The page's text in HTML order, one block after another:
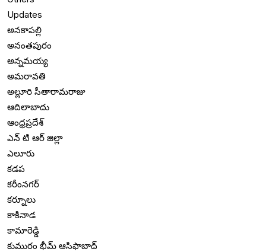
Updates
అనకాపల్లి
అనంతపురం
అన్నమయ్య
అమరావతి
అల్లూరి సీతారామరాజు
ఆదిలాబాదు
ఆంధ్రప్రదేశ్
ఎన్ టి ఆర్ జిల్లా
ఎలూరు
కడప
కరీంనగర్
కర్నూలు
కాకినాడ
కామారెడ్డి
కుమురం భీమ్ ఆసిఫాబాద్